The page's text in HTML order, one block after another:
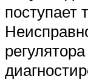
поступает